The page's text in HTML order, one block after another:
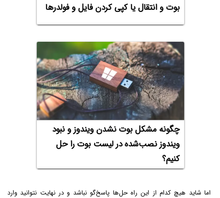
بوت و انتقال یا کپی کردن فایل و فولدرها
چگونه مشکل بوت نشدن ویندوز و نبود
ویندوز نصب‌شده در لیست بوت را حل
کنیم؟
اما شاید هیچ کدام از این راه‌ حل‌ها پاسخ‌گو نباشد و در نهایت نتوانید وارد